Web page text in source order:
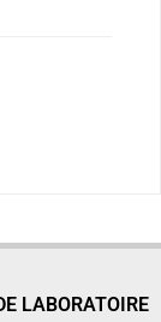
LABORATOIRE